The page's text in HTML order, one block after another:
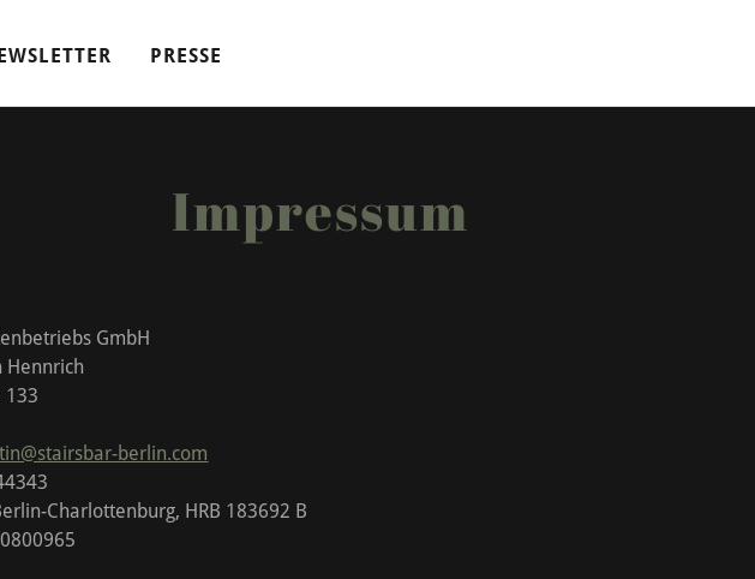
PRESSE
Impressum
GmbH
Hennrich
133
berlin.com
Charlottenburg, HRB 183692 B